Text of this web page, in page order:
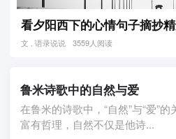
看夕阳西下的心情句子摘抄
文 . 语录说说 3559人阅读
鲁米诗歌中的自然与爱
在鲁米的诗歌中，“自然”与“爱”
富有哲理，自然不仅是他诗...